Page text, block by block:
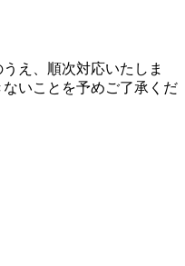
え、順次対応いたしま
いことを予めご了承くだ